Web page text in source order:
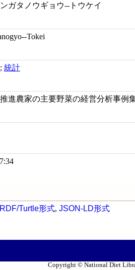
ガタノウギョウ--トウケイ
Tokei
; 統計
進農家の主要野菜の経営分析事例
RDF/Turtle形式, JSON-LD形式
Copyright © National Diet